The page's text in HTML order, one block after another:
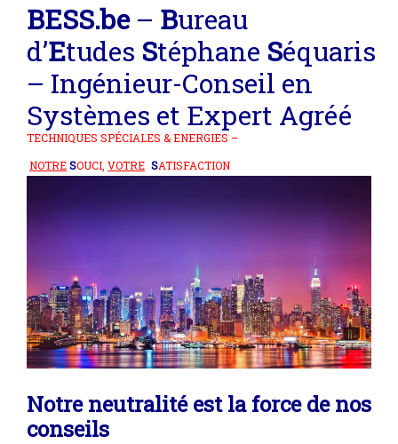
BESS.be– Bureau
d’Etudes Stéphane Séquaris
– Ingénieur-Conseil en
Systèmes et Expert Agréé
TECHNIQUES SPÉCIALES & ENERGIES –
NOTRESOUCI, VOTRE SATISFACTION
Notre neutralité est la force de nos
conseils